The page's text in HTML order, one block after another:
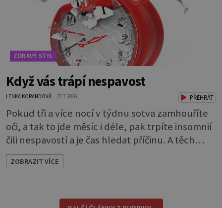
ZDRAVÝ STYL
Když vás trápí nespavost
LENKA KORANDOVÁ 27.7.2026 PŘEHRÁT
Pokud tři a více nocí v týdnu sotva zamhouříte
oči, a tak to jde měsíc i déle, pak trpíte insomnií
čili nespavostí a je čas hledat příčinu. A těch
může být celá řada. Vlastně váš spánek může
rušit skoro cokoli. Nicméně některé důvody
ZOBRAZIT VÍCE